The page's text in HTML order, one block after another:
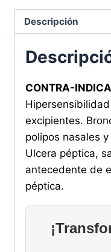
Descripción
CONTRA-
excipientes.
polipos nasales
Ulcera péptica,
antecedente de
péptica.